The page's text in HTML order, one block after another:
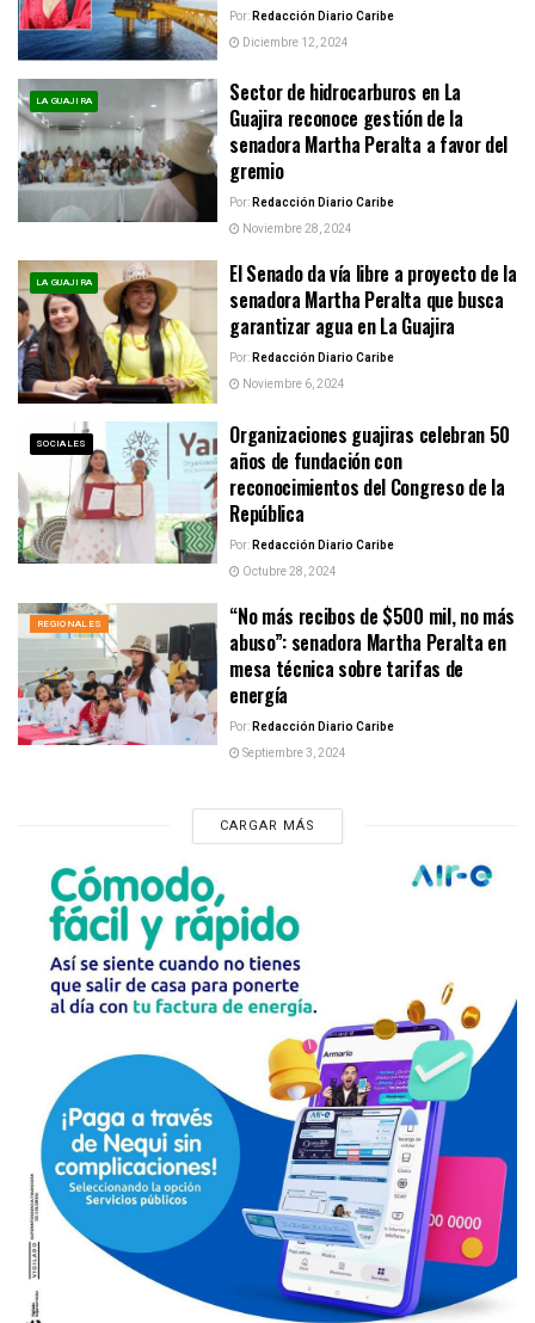
Por:Redacción Diario Caribe
Diciembre 12, 2024
LA GUAJIRA
Sector de hidrocarburos en La
Guajira reconoce gestión de la
senadora Martha Peralta a favor del
gremio
Por:Redacción Diario Caribe
Noviembre 28, 2024
LA GUAJIRA
El Senado da vía libre a proyecto de la
senadora Martha Peralta que busca
garantizar agua en La Guajira
Por:Redacción Diario Caribe
Noviembre 6, 2024
SOCIALES
Organizaciones guajiras celebran 50
años de fundación con
reconocimientos del Congreso de la
República
Por:Redacción Diario Caribe
Octubre 28, 2024
REGIONALES
“No más recibos de $500 mil, no más
abuso”: senadora Martha Peralta en
mesa técnica sobre tarifas de
energía
Por:Redacción Diario Caribe
Septiembre 3, 2024
CARGAR MÁS